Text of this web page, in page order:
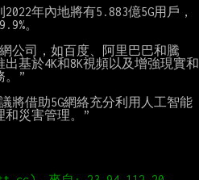
年內地將有5.883億5G用戶，
。
司，如百度、阿里巴巴和騰
基於4K和8K視頻以及增強現實和
。”
借助5G網絡充分利用人工智能
和災害管理。”